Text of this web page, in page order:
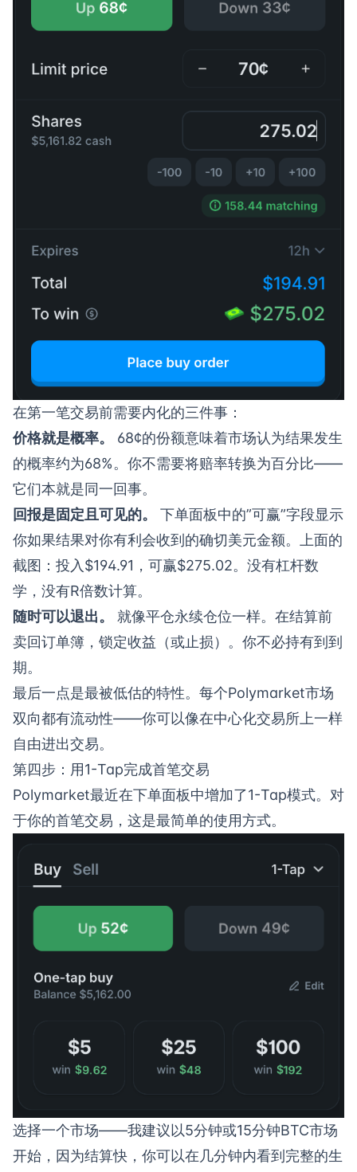
在第一笔交易前需要内化的三件事：
价格就是概率。
68¢的份额意味着市场认为结果发生
的概率约为68%。你不需要将赔率转换为百分比——
它们本就是同一回事。
回报是固定且可见的。
下单面板中的”可赢”字段显示
你如果结果对你有利会收到的确切美元金额。上面的
截图：投入$194.91，可赢$275.02。没有杠杆数
学，没有R倍数计算。
随时可以退出。
就像平仓永续仓位一样。在结算前
卖回订单簿，锁定收益（或止损）。你不必持有到到
期。
最后一点是最被低估的特性。每个Polymarket市场
双向都有流动性——你可以像在中心化交易所上一样
自由进出交易。
第四步：用1-Tap完成首笔交易
Polymarket最近在下单面板中增加了1-Tap模式。对
于你的首笔交易，这是最简单的使用方式。
选择一个市场——我建议以5分钟或15分钟BTC市场
开始，因为结算快，你可以在几分钟内看到完整的生